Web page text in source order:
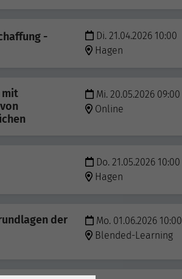
-
Di. 21.04.2026 10:00
Hagen
mit
Mi. 20.05.2026 09:00
Online
Do. 21.05.2026 10:00
Hagen
der
Mo. 01.06.2026 10:00
Blended-Learning